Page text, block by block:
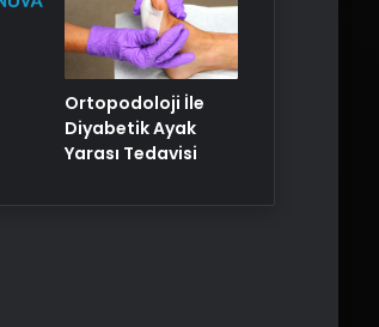
Ortopodoloji İle
Diyabetik Ayak
Yarası Tedavisi